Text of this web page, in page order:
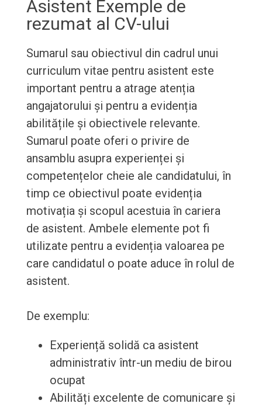
Asistent Exemple de
rezumat al CV-ului
Sumarul sau obiectivul din cadrul unui
curriculum vitae pentru asistent este
important pentru a atrage atenția
angajatorului și pentru a evidenția
abilitățile și obiectivele relevante.
Sumarul poate oferi o privire de
ansamblu asupra experienței și
competențelor cheie ale candidatului, în
timp ce obiectivul poate evidenția
motivația și scopul acestuia în cariera
de asistent. Ambele elemente pot fi
utilizate pentru a evidenția valoarea pe
care candidatul o poate aduce în rolul de
asistent.
De exemplu:
Experiență solidă ca asistent
administrativ într-un mediu de birou
ocupat
Abilități excelente de comunicare și